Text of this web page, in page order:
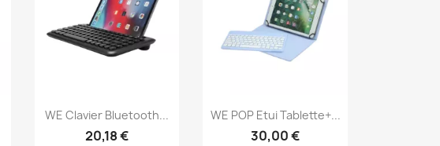
Aperçu rapide
WE Clavier Bluetooth...
20,18 €
Aperçu rapide
WE POP Etui Tablette+...
30,00 €